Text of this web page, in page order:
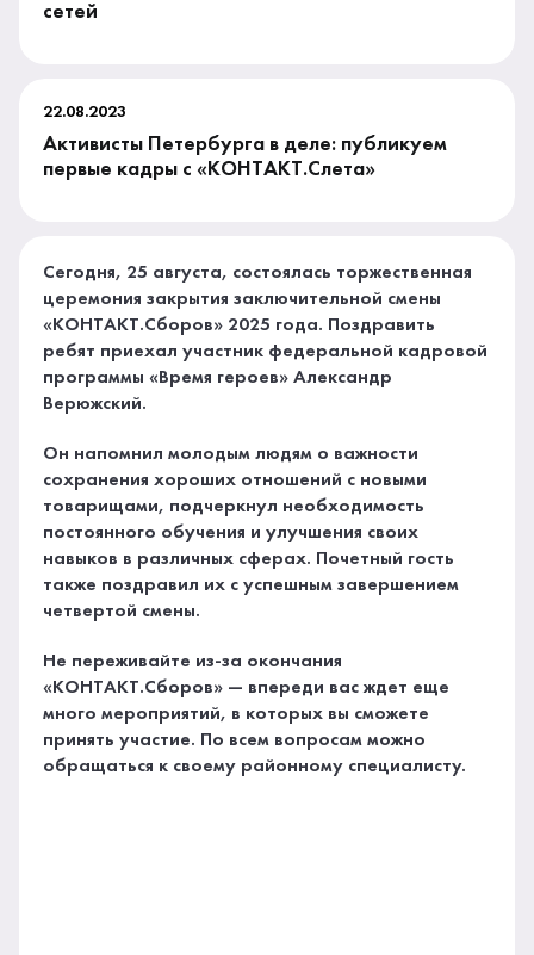
сетей
22.08.2023
Активисты Петербурга в деле: публикуем
первые кадры с «КОНТАКТ.Слета»
Сегодня, 25 августа, состоялась торжественная
церемония закрытия заключительной смены
«КОНТАКТ.Сборов» 2025 года. Поздравить
ребят приехал участник федеральной кадровой
программы «Время героев» Александр
Верюжский.
Он напомнил молодым людям о важности
сохранения хороших отношений с новыми
товарищами, подчеркнул необходимость
постоянного обучения и улучшения своих
навыков в различных сферах. Почетный гость
также поздравил их с успешным завершением
четвертой смены.
Не переживайте из-за окончания
«КОНТАКТ.Сборов» — впереди вас ждет еще
много мероприятий, в которых вы сможете
принять участие. По всем вопросам можно
обращаться к своему районному специалисту.